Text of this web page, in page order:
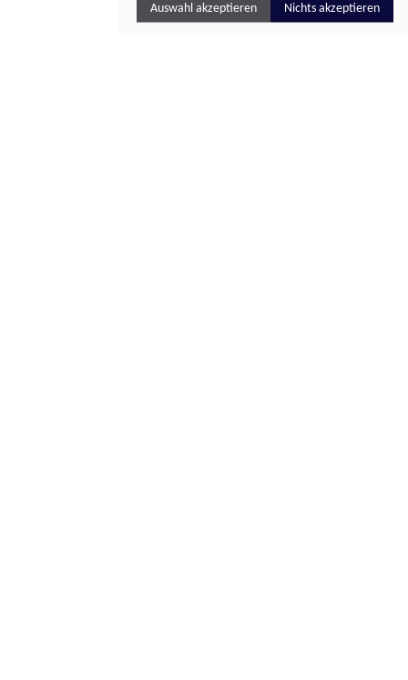
Auswahl akzeptieren Nichts akzeptieren